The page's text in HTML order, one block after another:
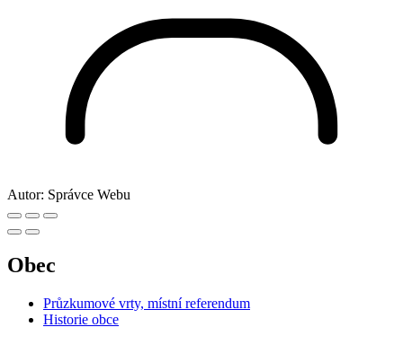
Autor: Správce Webu
Obec
Průzkumové vrty, místní referendum
Historie obce